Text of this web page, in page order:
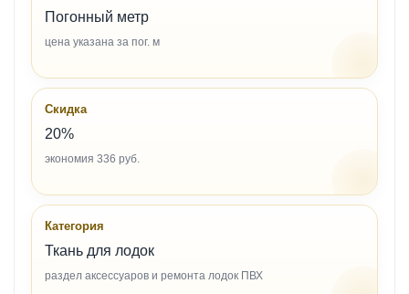
Погонный метр
цена указана за пог. м
Скидка
20%
экономия 336 руб.
Категория
Ткань для лодок
раздел аксессуаров и ремонта лодок ПВХ